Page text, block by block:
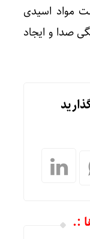
مواد اسیدی
صدا و ایجاد
:.